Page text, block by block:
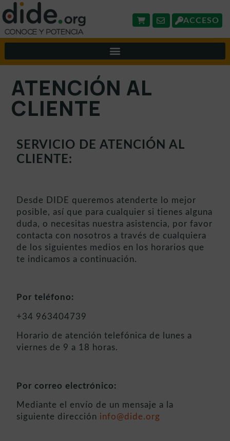
ACCESO
ATENCIÓN AL
CLIENTE
SERVICIO DE ATENCIÓN AL
CLIENTE:
Desde DIDE queremos atenderte lo mejor
posible, así que para cualquier si tienes alguna
duda, o necesitas nuestra asistencia, por favor
contacta con nosotros a través de cualquiera
de los siguientes medios en los horarios que
te indicamos a continuación.
Por teléfono:
+34 963404739
Horario de atención telefónica de lunes a
viernes de 9 a 18 horas.
Por correo electrónico:
Mediante el envío de un mensaje a la
siguiente dirección info@dide.org